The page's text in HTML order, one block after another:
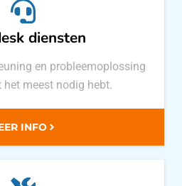
diensten
en probleemoplossing
het meest nodig hebt.
INFO